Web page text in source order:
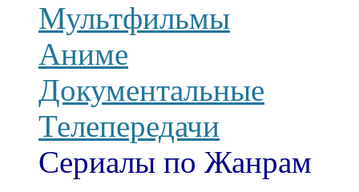
Мультфильмы
Аниме
Документальные
Телепередачи
Сериалы по Жанрам